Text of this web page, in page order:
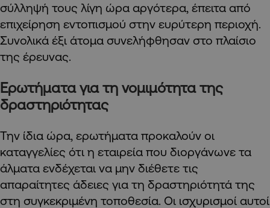
σύλληψή τους λίγη ώρα αργότερα, έπειτα από
επιχείρηση εντοπισμού στην ευρύτερη περιοχή.
Συνολικά έξι άτομα συνελήφθησαν στο πλαίσιο
της έρευνας.
Ερωτήματα για τη νομιμότητα της
δραστηριότητας
Την ίδια ώρα, ερωτήματα προκαλούν οι
καταγγελίες ότι η εταιρεία που διοργάνωνε τα
άλματα ενδέχεται να μην διέθετε τις
απαραίτητες άδειες για τη δραστηριότητά της
στη συγκεκριμένη τοποθεσία. Οι ισχυρισμοί αυτοί